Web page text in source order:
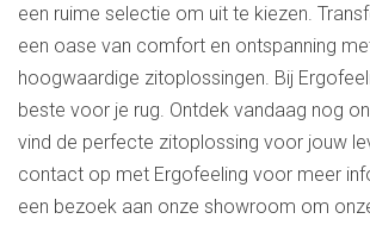
een ruime selectie om uit te kiezen.
een oase van comfort en ontspanning
hoogwaardige zitoplossingen. Bij
beste voor je rug. Ontdek vandaag nog
vind de perfecte zitoplossing voor jouw
contact op met Ergofeeling voor meer
een bezoek aan onze showroom om